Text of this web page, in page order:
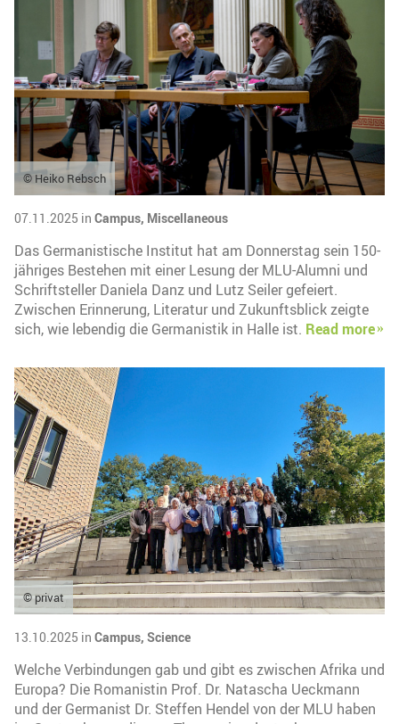
© Heiko Rebsch
07.11.2025 in Campus, Miscellaneous
Das Germanistische Institut hat am Donnerstag sein 150-
jähriges Bestehen mit einer Lesung der MLU-Alumni und
Schriftsteller Daniela Danz und Lutz Seiler gefeiert.
Zwischen Erinnerung, Literatur und Zukunftsblick zeigte
sich, wie lebendig die Germanistik in Halle ist. Read more
© privat
13.10.2025 in Campus, Science
Welche Verbindungen gab und gibt es zwischen Afrika und
Europa? Die Romanistin Prof. Dr. Natascha Ueckmann
und der Germanist Dr. Steffen Hendel von der MLU haben